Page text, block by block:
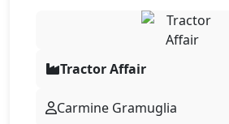
Tractor Affair
Carmine Gramuglia